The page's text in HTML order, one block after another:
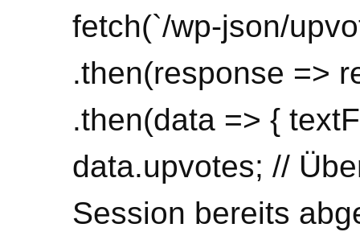
fetch(`/wp-json/
.then(response =>
.then(data => {
data.upvotes; //
Session bereits